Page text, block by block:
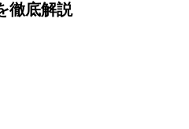
徹底解説